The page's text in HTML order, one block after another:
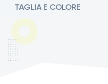
TAGLIA E COLORE